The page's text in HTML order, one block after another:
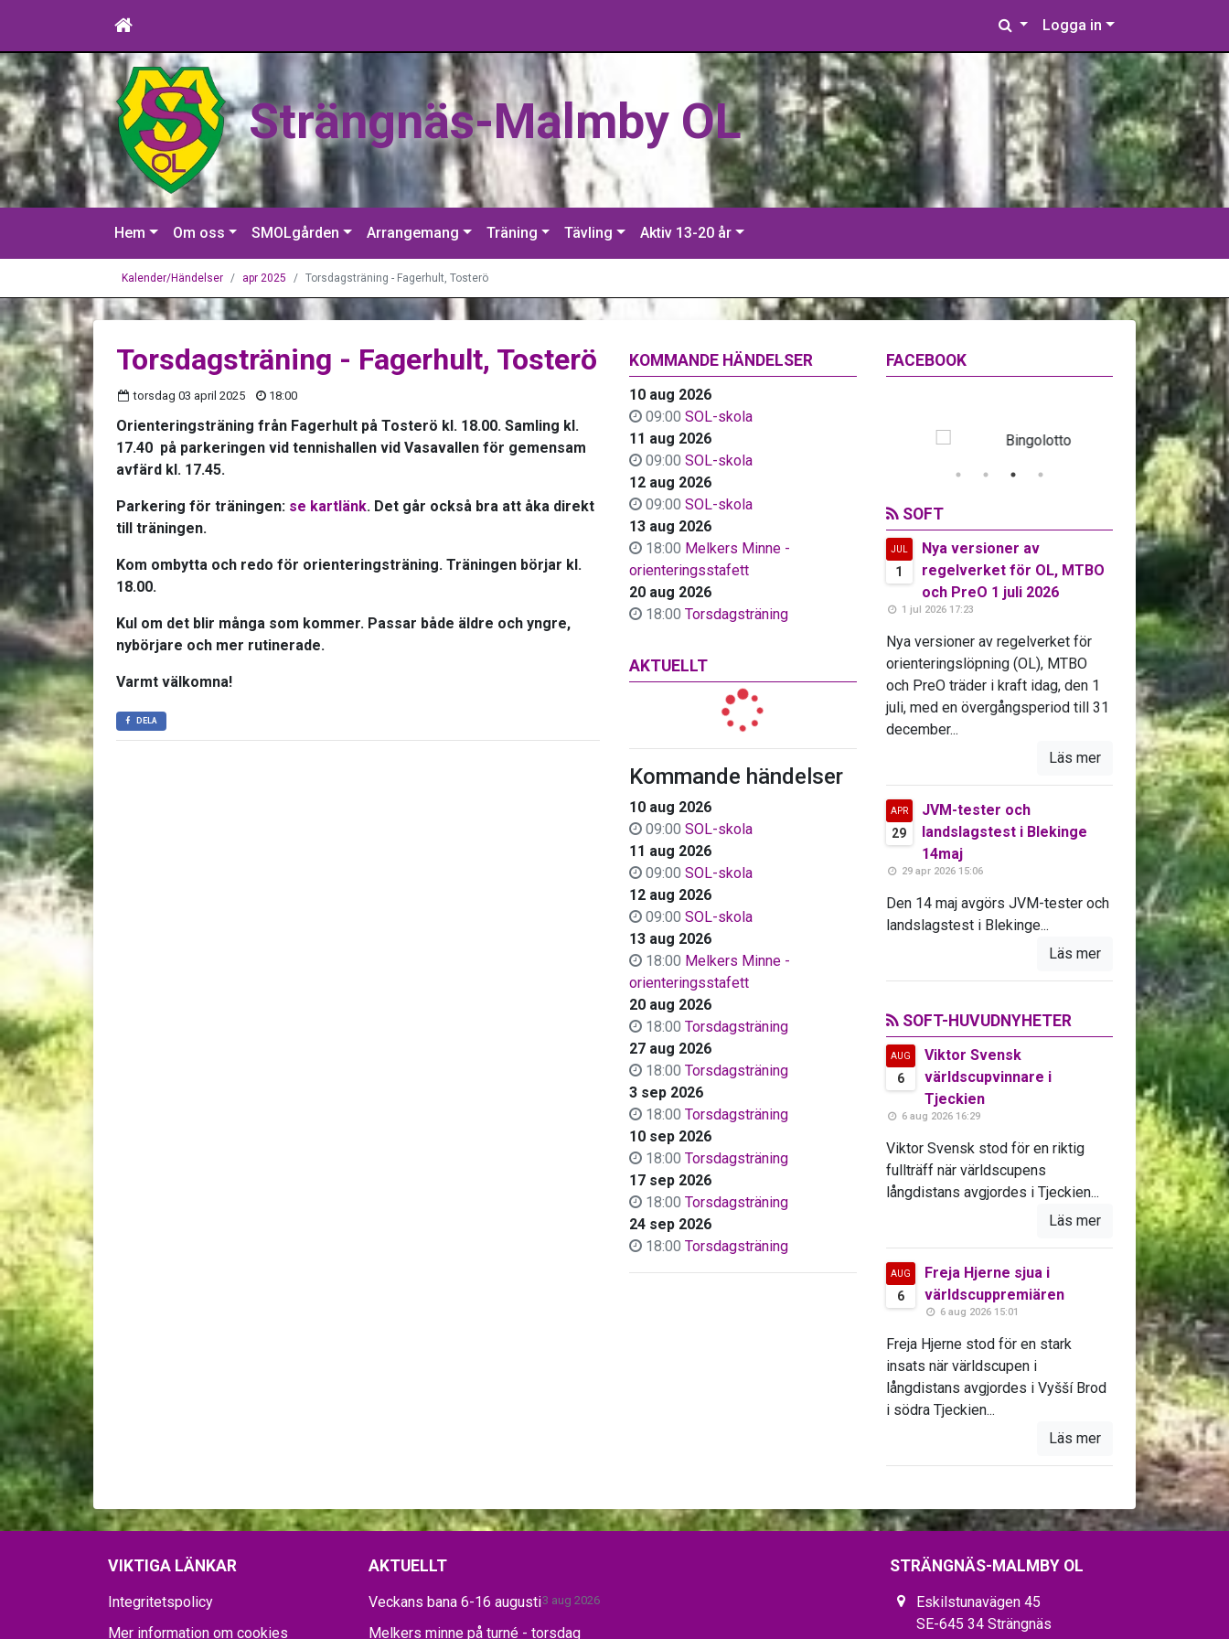
Logga in
Strängnäs-Malmby OL
Hem Om oss SMOLgården Arrangemang Träning Tävling Aktiv 13-20 år
Kalender/Händelser apr 2025 Torsdagsträning - Fagerhult, Tosterö
KOMMANDE HÄNDELSER
10 aug 2026
09:00 SOL-skola
11 aug 2026
09:00 SOL-skola
12 aug 2026
09:00 SOL-skola
13 aug 2026
18:00 Melkers Minne -
orienteringsstafett
20 aug 2026
18:00 Torsdagsträning
AKTUELLT
Kommande händelser
10 aug 2026
09:00 SOL-skola
11 aug 2026
09:00 SOL-skola
12 aug 2026
09:00 SOL-skola
13 aug 2026
18:00 Melkers Minne -
orienteringsstafett
20 aug 2026
18:00 Torsdagsträning
27 aug 2026
18:00 Torsdagsträning
3 sep 2026
18:00 Torsdagsträning
10 sep 2026
18:00 Torsdagsträning
17 sep 2026
18:00 Torsdagsträning
24 sep 2026
18:00 Torsdagsträning
Torsdagsträning - Fagerhult, Tosterö
torsdag 03 april 2025 18:00
Orienteringsträning från Fagerhult på Tosterö kl. 18.00. Samling kl.
17.40 på parkeringen vid tennishallen vid Vasavallen för gemensam
avfärd kl. 17.45.
Parkering för träningen: se kartlänk. Det går också bra att åka direkt
till träningen.
Kom ombytta och redo för orienteringsträning. Träningen börjar kl.
18.00.
Kul om det blir många som kommer. Passar både äldre och yngre,
nybörjare och mer rutinerade.
Varmt välkomna!
DELA
FACEBOOK
SOFT
JUL
1
Nya versioner av
regelverket för OL, MTBO
och PreO 1 juli 2026
1 jul 2026 17:23
Nya versioner av regelverket för
orienteringslöpning (OL), MTBO
och PreO träder i kraft idag, den 1
juli, med en övergångsperiod till 31
december...
Läs mer
APR
29
JVM-tester och
landslagstest i Blekinge
14maj
29 apr 2026 15:06
Den 14 maj avgörs JVM-tester och
landslagstest i Blekinge...
Läs mer
SOFT-HUVUDNYHETER
AUG
6
Viktor Svensk
världscupvinnare i
Tjeckien
6 aug 2026 16:29
Viktor Svensk stod för en riktig
fullträff när världscupens
långdistans avgjordes i Tjeckien...
Läs mer
AUG
6
Freja Hjerne sjua i
världscuppremiären
6 aug 2026 15:01
Freja Hjerne stod för en stark
insats när världscupen i
långdistans avgjordes i Vyšší Brod
i södra Tjeckien...
Läs mer
VIKTIGA LÄNKAR
Integritetspolicy
Mer information om cookies
AKTUELLT
Veckans bana 6-16 augusti3 aug 2026
Melkers minne på turné - torsdag
STRÄNGNÄS-MALMBY OL
Eskilstunavägen 45
SE-645 34 Strängnäs